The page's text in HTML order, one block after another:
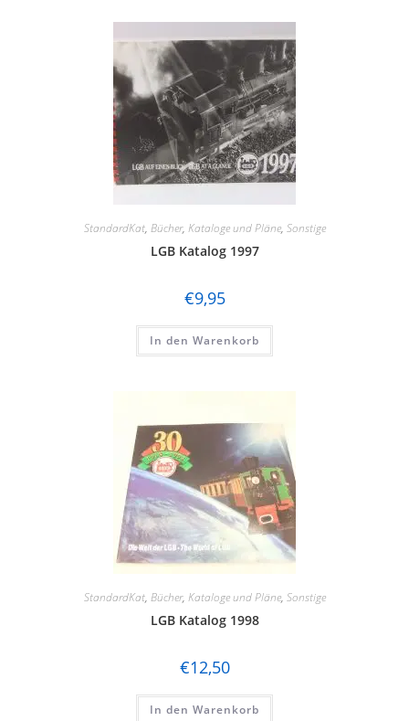
Modellbahn Union
Preiser
Sachsenmodelle
VERO / OWO
StandardKat, Bücher, Kataloge und Pläne, Sonstige
LGB Katalog 1997
€9,95
In den Warenkorb
StandardKat, Bücher, Kataloge und Pläne, Sonstige
LGB Katalog 1998
€12,50
In den Warenkorb